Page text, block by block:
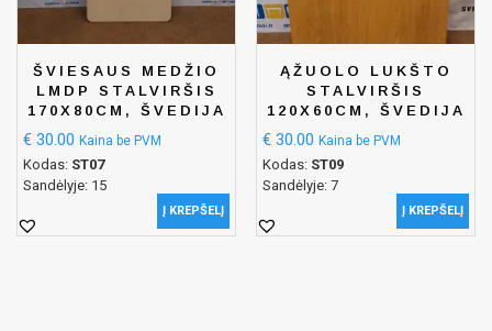
ŠVIESAUS MEDŽIO
LMDP STALVIRŠIS
170X80CM, ŠVEDIJA
€ 30.00 Kaina be PVM
Kodas: ST07
Sandėlyje: 15
Į KREPŠELĮ
ĄŽUOLO LUKŠTO
STALVIRŠIS
120X60CM, ŠVEDIJA
€ 30.00 Kaina be PVM
Kodas: ST09
Sandėlyje: 7
Į KREPŠELĮ